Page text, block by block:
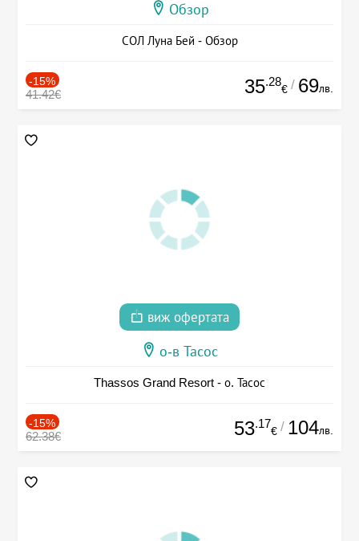
Обзор
СОЛ Луна Бей - Обзор
-15%
41.42€ 35.28
€ / 69лв.
виж офертата
о-в Тасос
Thassos Grand Resort - о. Тасос
-15%
62.38€ 53.17
€ / 104лв.